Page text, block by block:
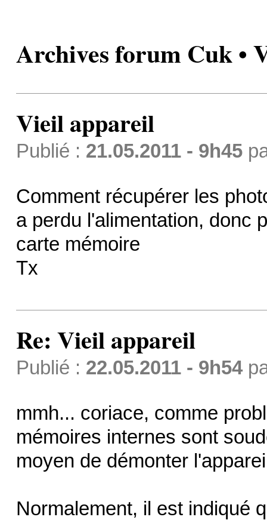
Archives forum Cuk •
Vieil appareil
Publié : 21.05.2011 - 9h45
Comment récupérer les
a perdu l'alimentation, donc
carte mémoire
Tx
Re: Vieil appareil
Publié : 22.05.2011 - 9h54
mmh... coriace, comme
mémoires internes sont
moyen de démonter
Normalement, il est indiqué